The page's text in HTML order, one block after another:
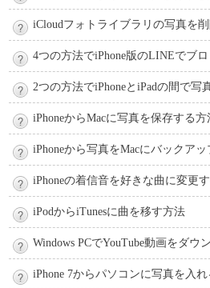
iCloudフォトライブラリの写真を
4つの方法でiPhone版のLINEでブ
2つの方法でiPhoneとiPadの間で写
iPhoneからMacに写真を保存する方
iPhoneから写真をMacにバックア
iPhoneの着信音を好きな曲に変更
iPodからiTunesに曲を移す方法
Windows PCでYouTube動画をダウ
iPhone 7からパソコンに写真を入